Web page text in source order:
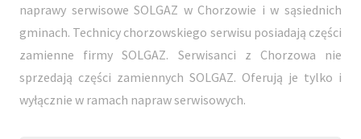
naprawy serwisowe SOLGAZ w Chorzowie i w sąsiednich
gminach. Technicy chorzowskiego serwisu posiadają części
zamienne firmy SOLGAZ. Serwisanci z Chorzowa nie
sprzedają części zamiennych SOLGAZ. Oferują je tylko i
wyłącznie w ramach napraw serwisowych.